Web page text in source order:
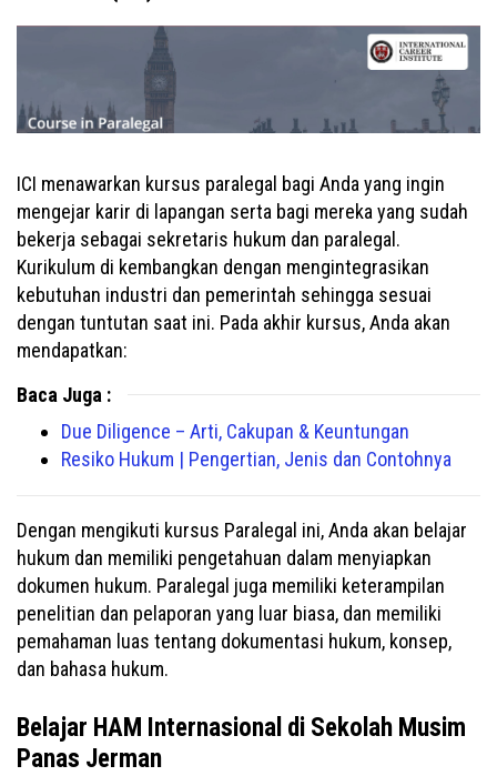
ICI menawarkan kursus paralegal bagi Anda yang ingin
mengejar karir di lapangan serta bagi mereka yang sudah
bekerja sebagai sekretaris hukum dan paralegal.
Kurikulum di kembangkan dengan mengintegrasikan
kebutuhan industri dan pemerintah sehingga sesuai
dengan tuntutan saat ini. Pada akhir kursus, Anda akan
mendapatkan:
Baca Juga :
Due Diligence – Arti, Cakupan & Keuntungan
Resiko Hukum | Pengertian, Jenis dan Contohnya
Dengan mengikuti kursus Paralegal ini, Anda akan belajar
hukum dan memiliki pengetahuan dalam menyiapkan
dokumen hukum. Paralegal juga memiliki keterampilan
penelitian dan pelaporan yang luar biasa, dan memiliki
pemahaman luas tentang dokumentasi hukum, konsep,
dan bahasa hukum.
Belajar HAM Internasional di Sekolah Musim
Panas Jerman